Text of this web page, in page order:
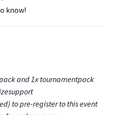
know!
and 1x tournamentpack
to pre-register to this event